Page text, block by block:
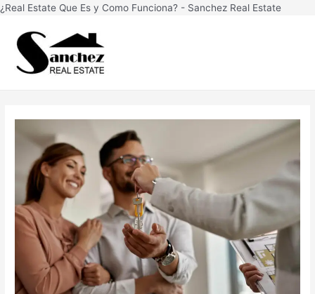
¿Real Estate Que Es y Como Funciona? - Sanchez Real EstateIr
entradas